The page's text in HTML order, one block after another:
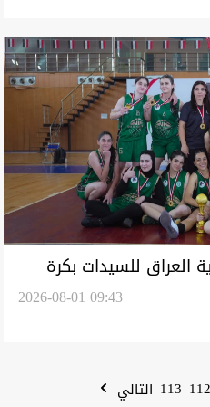
العراق للسيدات بكرة
2026-08-01 09:43
112
113 التالي